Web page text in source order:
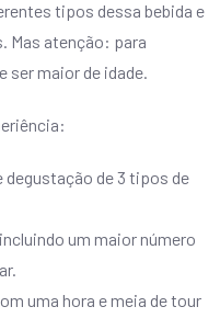
tipos dessa bebida e
Mas atenção: para
maior de idade.
degustação de 3 tipos de
um maior número
uma hora e meia de tour